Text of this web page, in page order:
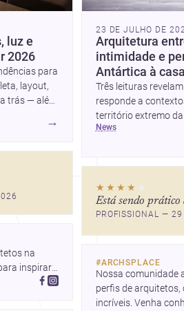
luz e
2026
para
layout,
trás — além
reforma
→
na
inspirar
novas
23 DE JULHO DE
Arquitetura
intimidade e
Antártica à
Três leituras
responde a
território extremo
um apartamento em
continuam a
news
★★★★ ★
Está sendo prático
PROFISSIONAL —
#ARCHSPLACE
Nossa comunidade
perfis de arquitetos,
incríveis. Venha